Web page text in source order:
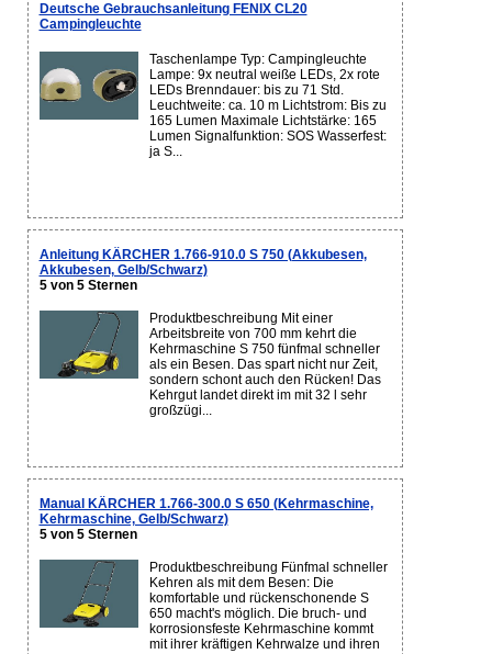
Deutsche Gebrauchsanleitung FENIX CL20
Campingleuchte
Taschenlampe Typ: Campingleuchte
Lampe: 9x neutral weiße LEDs, 2x rote
LEDs Brenndauer: bis zu 71 Std.
Leuchtweite: ca. 10 m Lichtstrom: Bis zu
165 Lumen Maximale Lichtstärke: 165
Lumen Signalfunktion: SOS Wasserfest:
ja S...
Anleitung KÄRCHER 1.766-910.0 S 750 (Akkubesen,
Akkubesen, Gelb/Schwarz)
5 von 5 Sternen
Produktbeschreibung Mit einer
Arbeitsbreite von 700 mm kehrt die
Kehrmaschine S 750 fünfmal schneller
als ein Besen. Das spart nicht nur Zeit,
sondern schont auch den Rücken! Das
Kehrgut landet direkt im mit 32 l sehr
großzügi...
Manual KÄRCHER 1.766-300.0 S 650 (Kehrmaschine,
Kehrmaschine, Gelb/Schwarz)
5 von 5 Sternen
Produktbeschreibung Fünfmal schneller
Kehren als mit dem Besen: Die
komfortable und rückenschonende S
650 macht's möglich. Die bruch- und
korrosionsfeste Kehrmaschine kommt
mit ihrer kräftigen Kehrwalze und ihren